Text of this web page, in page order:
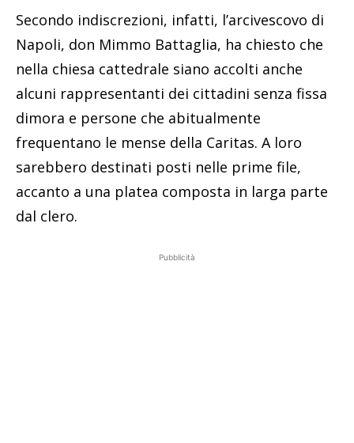
Secondo indiscrezioni, infatti, l’arcivescovo di
Napoli, don Mimmo Battaglia, ha chiesto che
nella chiesa cattedrale siano accolti anche
alcuni rappresentanti dei cittadini senza fissa
dimora e persone che abitualmente
frequentano le mense della Caritas. A loro
sarebbero destinati posti nelle prime file,
accanto a una platea composta in larga parte
dal clero.
Pubblicità